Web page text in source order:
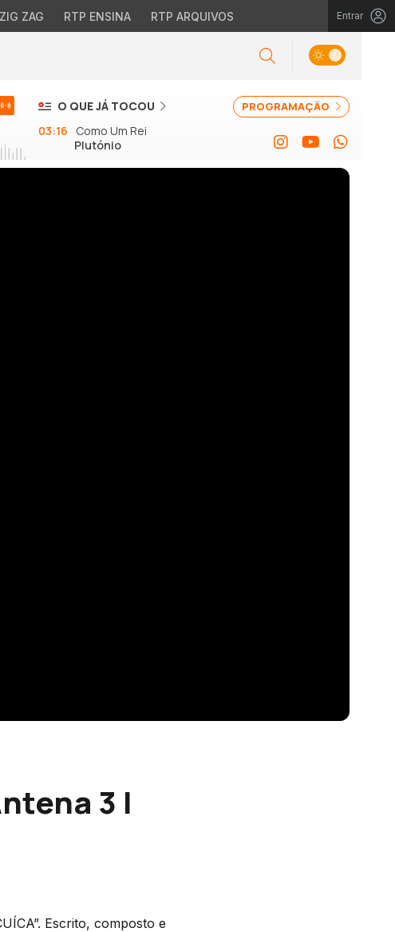
ZAG RTP ENSINA RTP ARQUIVOS Entrar
PROGRAMAÇÃO
O QUE JÁ TOCOU
03:16
Como Um Rei
Plutónio
3 |
Escrito, composto e